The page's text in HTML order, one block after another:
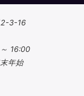
2-3-16
16:00
年始